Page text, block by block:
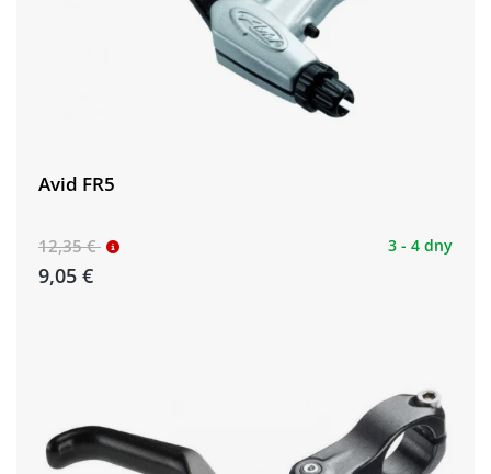
Avid FR5
12,35 €
9,05 €
3 - 4 dny